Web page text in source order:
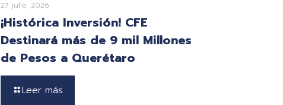
27 julio, 2026
¡Histórica Inversión! CFE
Destinará más de 9 mil Millones
de Pesos a Querétaro
Leer más